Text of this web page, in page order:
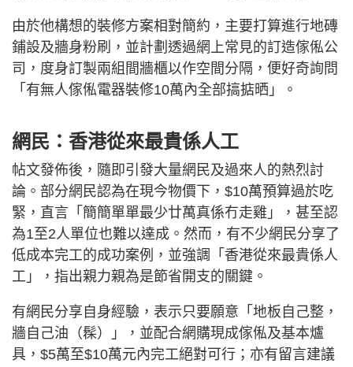
由於他構想的裝修方案相對簡約，主要打算進行地磚
鋪設及牆身粉刷，並計劃透過網上常見的訂造傢俬公
司，度身訂製兩組間牆櫃以作空間分隔，便好奇詢問
「有無人傢俬電器裝修10萬內全部搞掂晒」。
網民：香港從來最貴係人工
帖文發佈後，隨即引發大量網民及過來人的熱烈討
論。部分網民認為在現今物價下，$10萬預算過於吃
緊，直言「簡簡單單最少廿萬真係冇走雞」，甚至認
為1至2人單位也難以達成。然而，有不少網民分享了
低成本完工的成功案例，並強調「香港從來最貴係人
工」，指出親力親為是節省開支的關鍵。
有網民分享自身經驗，表示只要願意「地板自己整，
牆自己油（髹）」，並配合網購現成傢俬及基本爐
具，$5萬至$10萬元內完工絕對可行；亦有留言建議